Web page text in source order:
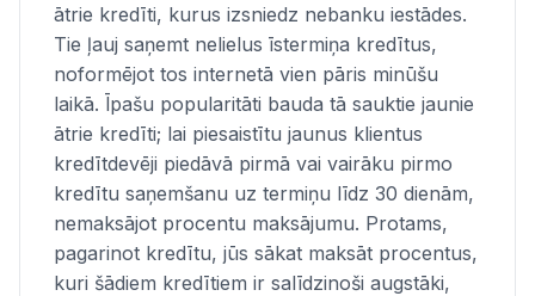
ātrie kredīti, kurus izsniedz nebanku iestādes.
Tie ļauj saņemt nelielus īstermiņa kredītus,
noformējot tos internetā vien pāris minūšu
laikā. Īpašu popularitāti bauda tā sauktie jaunie
ātrie kredīti; lai piesaistītu jaunus klientus
kredītdevēji piedāvā pirmā vai vairāku pirmo
kredītu saņemšanu uz termiņu līdz 30 dienām,
nemaksājot procentu maksājumu. Protams,
pagarinot kredītu, jūs sākat maksāt procentus,
kuri šādiem kredītiem ir salīdzinoši augstāki,